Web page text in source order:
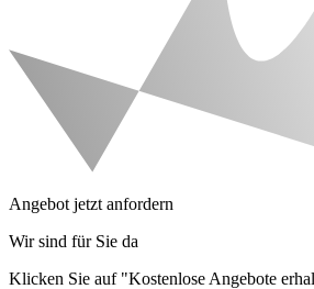
Angebot jetzt anfordern
Wir sind für Sie da
Klicken Sie auf "Kostenlose Angebote